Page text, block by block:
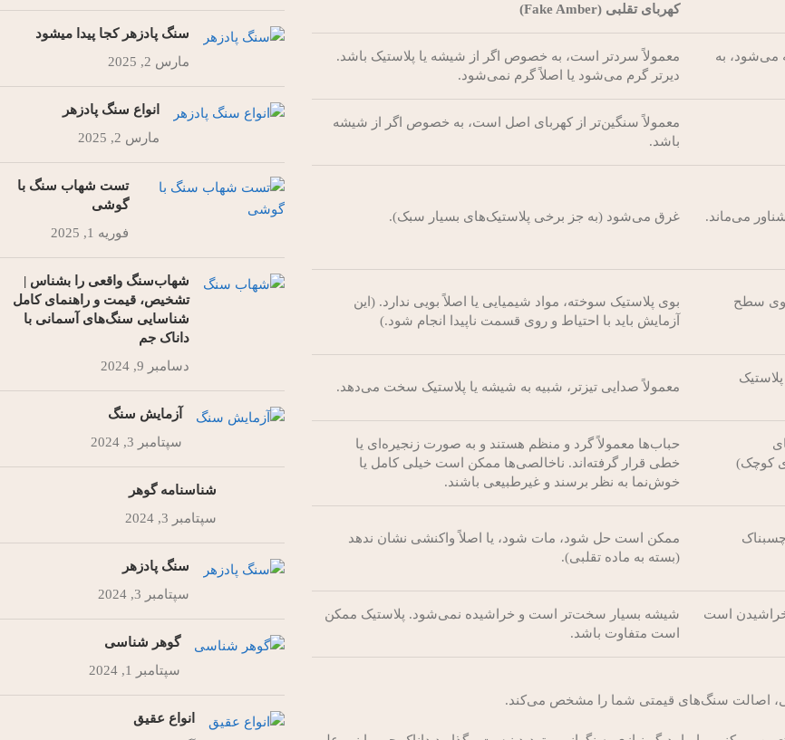
کهربای تقلبی (Fake Amber)
می‌شود، به
معمولاً سردتر است، به خصوص اگر از شیشه یا پلاستیک باشد.
دیرتر گرم می‌شود یا اصلاً گرم نمی‌شود.
معمولاً سنگین‌تر از کهربای اصل است، به خصوص اگر از شیشه
باشد.
غرق می‌شود (به جز برخی پلاستیک‌های بسیار سبک).
روی سطح
بوی پلاستیک سوخته، مواد شیمیایی یا اصلاً بویی ندارد. (این
آزمایش باید با احتیاط و روی قسمت ناپیدا انجام شود.)
معمولاً صدایی تیزتر، شبیه به شیشه یا پلاستیک سخت می‌دهد.
کوچک)
حباب‌ها معمولاً گرد و منظم هستند و به صورت زنجیره‌ای یا
خطی قرار گرفته‌اند. ناخالصی‌ها ممکن است خیلی کامل یا
خوش‌نما به نظر برسند و غیرطبیعی باشند.
ممکن است حل شود، مات شود، یا اصلاً واکنشی نشان ندهد
(بسته به ماده تقلبی).
خراشیدن است
شیشه بسیار سخت‌تر است و خراشیده نمی‌شود. پلاستیک ممکن
است متفاوت باشد.
اصالت سنگ‌های قیمتی شما را مشخص می‌کند.
سنگ پادزهر کجا پیدا میشود
مارس 2, 2025
انواع سنگ پادزهر
مارس 2, 2025
تست شهاب سنگ با
گوشی
فوریه 1, 2025
شهاب‌سنگ واقعی را بشناس |
تشخیص، قیمت و راهنمای کامل
شناسایی سنگ‌های آسمانی با
داناک جم
دسامبر 9, 2024
آزمایش سنگ
سپتامبر 3, 2024
شناسنامه گوهر
سپتامبر 3, 2024
سنگ پادزهر
سپتامبر 3, 2024
گوهر شناسی
سپتامبر 1, 2024
انواع عقیق